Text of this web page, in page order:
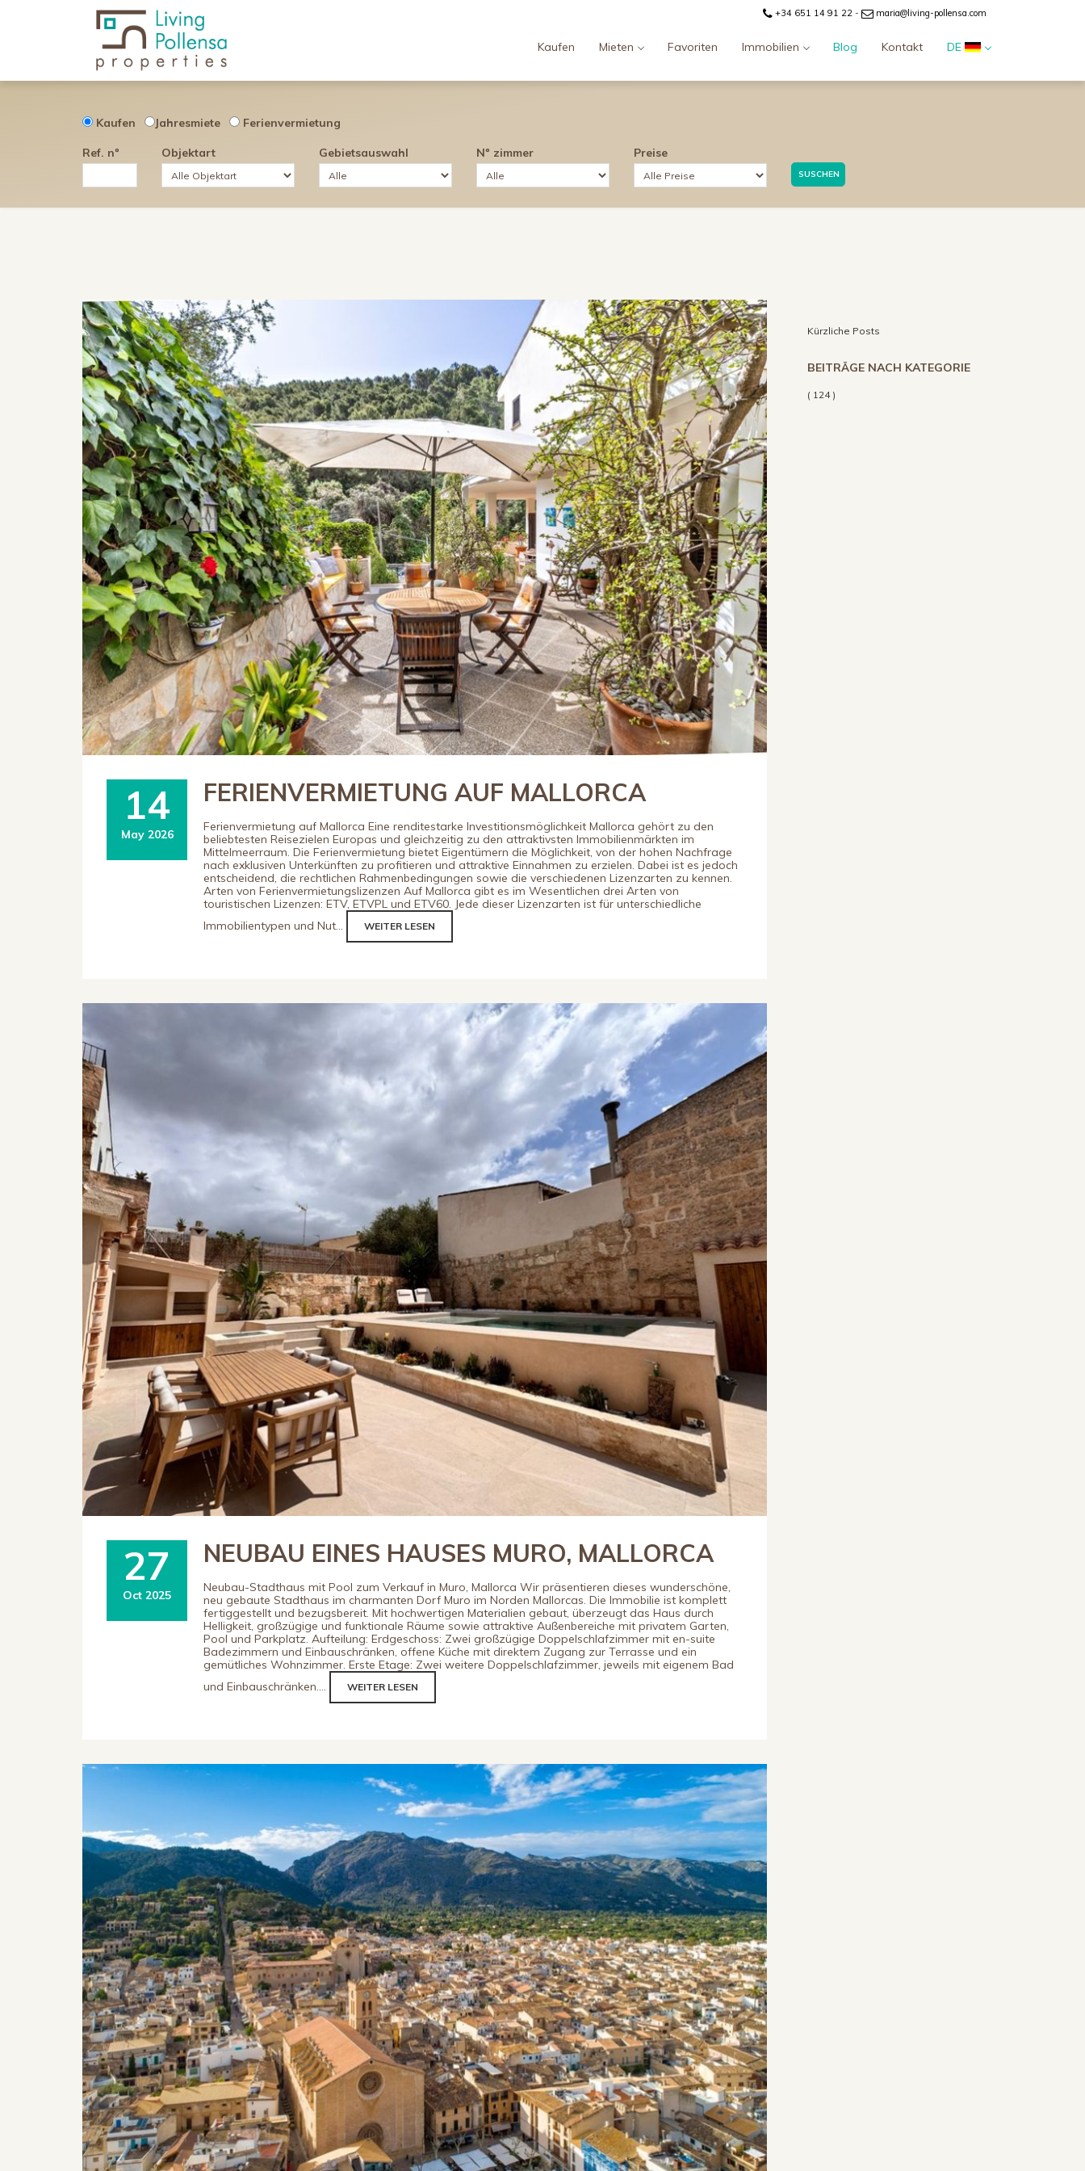
+34 651 14 91 22 - maria@living-pollensa.com
Kaufen Mieten Favoriten Immobilien Blog Kontakt DE
Kaufen Jahresmiete Ferienvermietung
Ref. nº Objektart Gebietsauswahl Nº zimmer Preise
SUSCHEN
14
May 2026
FERIENVERMIETUNG AUF MALLORCA
Ferienvermietung auf Mallorca Eine renditestarke Investitionsmöglichkeit Mallorca gehört zu den
beliebtesten Reisezielen Europas und gleichzeitig zu den attraktivsten Immobilienmärkten im
Mittelmeerraum. Die Ferienvermietung bietet Eigentümern die Möglichkeit, von der hohen Nachfrage
nach exklusiven Unterkünften zu profitieren und attraktive Einnahmen zu erzielen. Dabei ist es jedoch
entscheidend, die rechtlichen Rahmenbedingungen sowie die verschiedenen Lizenzarten zu kennen.
Arten von Ferienvermietungslizenzen Auf Mallorca gibt es im Wesentlichen drei Arten von
touristischen Lizenzen: ETV, ETVPL und ETV60. Jede dieser Lizenzarten ist für unterschiedliche
Immobilientypen und Nut...
WEITER LESEN
27
Oct 2025
NEUBAU EINES HAUSES MURO, MALLORCA
Neubau-Stadthaus mit Pool zum Verkauf in Muro, Mallorca Wir präsentieren dieses wunderschöne,
neu gebaute Stadthaus im charmanten Dorf Muro im Norden Mallorcas. Die Immobilie ist komplett
fertiggestellt und bezugsbereit. Mit hochwertigen Materialien gebaut, überzeugt das Haus durch
Helligkeit, großzügige und funktionale Räume sowie attraktive Außenbereiche mit privatem Garten,
Pool und Parkplatz. Aufteilung: Erdgeschoss: Zwei großzügige Doppelschlafzimmer mit en-suite
Badezimmern und Einbauschränken, offene Küche mit direktem Zugang zur Terrasse und ein
gemütliches Wohnzimmer. Erste Etage: Zwei weitere Doppelschlafzimmer, jeweils mit eigenem Bad
und Einbauschränken....
WEITER LESEN
Kürzliche Posts
BEITRÄGE NACH KATEGORIE
( 124 )